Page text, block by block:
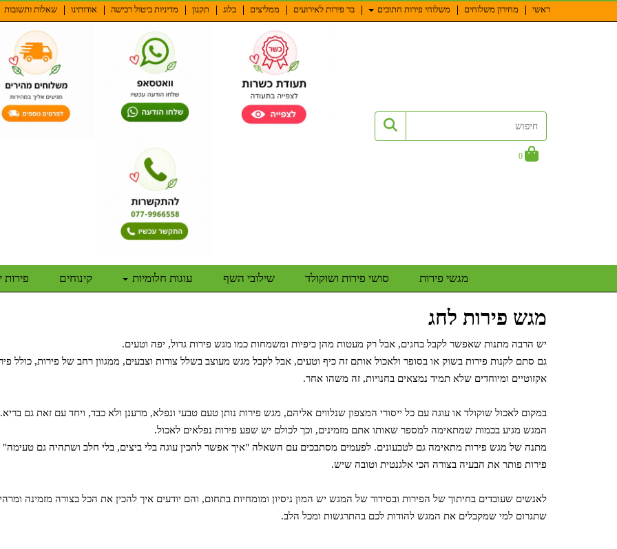
ראשי מחירון משלוחים משלוחי פירות חתוכים בר פירות לאירועים ממליצים בלוג תקנון מדיניות ביטול רכישה אודותינו שאלות ותשובות
0
מגשי פירות סושי פירות ושוקולד שילובי השף עוגות חלומיות קינוחים פירות
מגש פירות לחג
יש הרבה מתנות שאפשר לקבל בחגים, אבל רק מעטות מהן כיפיות ומשמחות כמו מגש פירות גדול, יפה וטעים.
גם סתם לקנות פירות בשוק או בסופר ולאכול אותם זה כיף וטעים, אבל לקבל מגש מעוצב בשלל צורות וצבעים, ממגוון רחב של פירות, כולל
אקזוטיים ומיוחדים שלא תמיד נמצאים בחנויות, זה משהו אחר.
במקום לאכול שוקולד או עוגה עם כל ייסורי המצפון שנלווים אליהם, מגש פירות נותן טעם טבעי ונפלא, מרענן ולא כבד, ויחד עם זאת גם בריא.
המגש מגיע בכמות שמתאימה למספר שאותו אתם מזמינים, וכך לכולם יש שפע פירות נפלאים לאכול.
מתנה של מגש פירות מתאימה גם לטבעונים. לפעמים מסתבכים עם השאלה "איך אפשר להכין עוגה בלי ביצים, בלי חלב ושתהיה גם
פירות פותר את הבעיה בצורה הכי אלגנטית וטובה שיש.
לאנשים שעובדים בחיתוך של הפירות ובסידור של המגש יש המון ניסיון ומומחיות בתחום, והם יודעים איך להכין את הכל בצורה מזמינה
שתגרום למי שמקבלים את המגש להודות לכם בהתרגשות ומכל הלב.